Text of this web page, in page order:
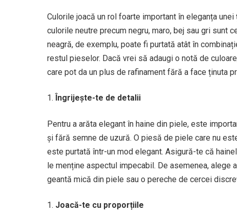
Culorile joacă un rol foarte important în eleganța
culorile neutre precum negru, maro, bej sau gri sunt
neagră, de exemplu, poate fi purtată atât în
restul pieselor. Dacă vrei să adaugi o notă de
care pot da un plus de rafinament fără a face ținuta
Îngrijește-te de detalii
Pentru a arăta elegant în haine din piele, este
și fără semne de uzură. O piesă de piele care nu
este purtată într-un mod elegant. Asigură-te că
le menține aspectul impecabil. De asemenea,
geantă mică din piele sau o pereche de cercei
Joacă-te cu proporțiile